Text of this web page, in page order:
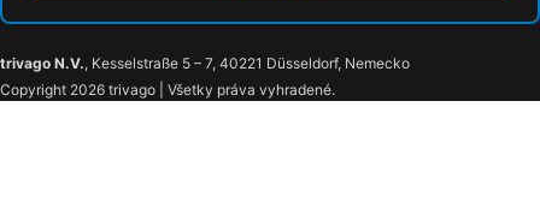
trivago N.V., Kesselstraße 5 – 7, 40221 Düsseldorf, Nemecko
Copyright 2026 trivago | Všetky práva vyhradené.